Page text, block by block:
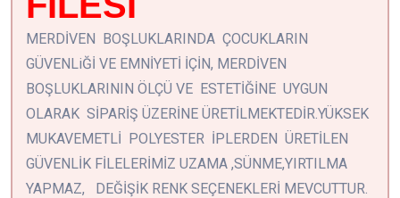
MERDİVEN BOŞLUKLARINDA ÇOCUKLARIN
GÜVENLiĞİ VE EMNİYETİ İÇİN, MERDİVEN
BOŞLUKLARININ ÖLÇÜ VE ESTETİĞİNE UYGUN
OLARAK SİPARİŞ ÜZERİNE ÜRETİLMEKTEDİR.YÜKSEK
MUKAVEMETLİ POLYESTER İPLERDEN ÜRETİLEN
GÜVENLİK FİLELERİMİZ UZAMA ,SÜNME,YIRTILMA
YAPMAZ, DEĞİŞİK RENK SEÇENEKLERİ MEVCUTTUR.